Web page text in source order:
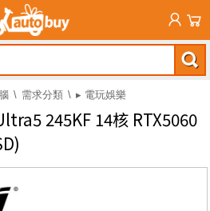
需求分類 ▸ 電玩娛樂
245KF 14核 RTX5060